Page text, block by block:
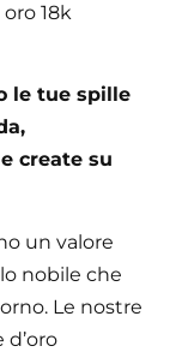
18k
le tue spille
create su
un valore
nobile che
Le nostre